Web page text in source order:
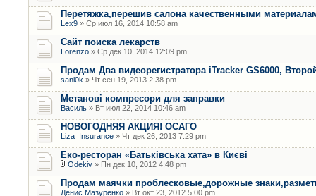
Перетяжка,перешив салона качественными
Lex9 » Ср июл 16, 2014 10:58 am
Сайт поиска лекарств
Lorenzo » Ср дек 10, 2014 12:09 pm
Продам Два видеорегистратора iTracker GS6000,
sani0k » Чт сен 19, 2013 2:38 pm
Метанові компресори для заправки
Василь » Вт июл 22, 2014 10:46 am
НОВОГОДНЯЯ АКЦИЯ! ОСАГО
Liza_Insurance » Чт дек 26, 2013 7:29 pm
Еко-ресторан «Батьківська хата» в Києві
Odekiv » Пн дек 10, 2012 4:48 pm
Продам маячки проблесковые,дорожные
Денис Мазуренко » Вт окт 23, 2012 5:00 pm